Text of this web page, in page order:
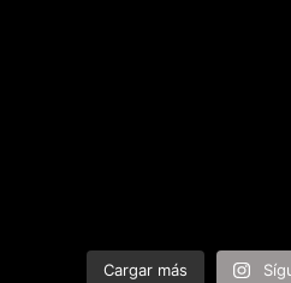
Cargar más